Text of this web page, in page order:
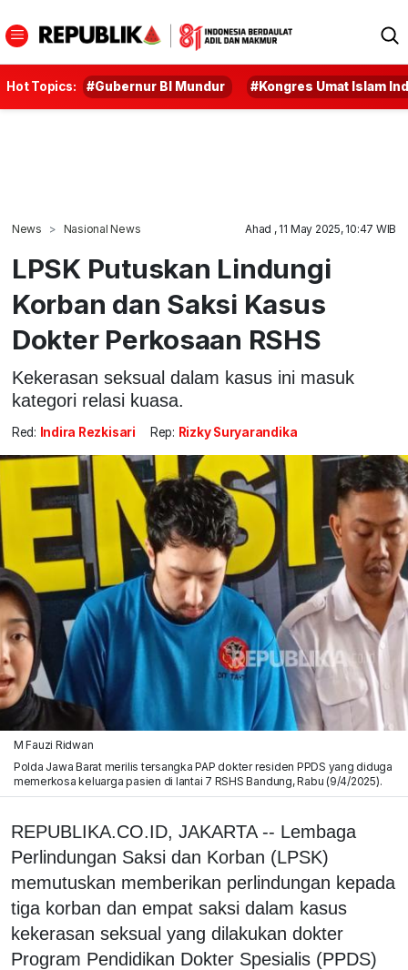
Hot Topics: #Gubernur BI Mundur #Kongres Umat Islam
News Nasional News Ahad , 11 May 2025, 10:47 WIB
LPSK Putuskan Lindungi
Korban dan Saksi Kasus
Dokter Perkosaan RSHS
Kekerasan seksual dalam kasus ini masuk
kategori relasi kuasa.
Red: Indira Rezkisari Rep: Rizky Suryarandika
M Fauzi Ridwan
Polda Jawa Barat merilis tersangka PAP dokter residen PPDS yang diduga
memerkosa keluarga pasien di lantai 7 RSHS Bandung, Rabu (9/4/2025).
REPUBLIKA.CO.ID, JAKARTA -- Lembaga
Perlindungan Saksi dan Korban (LPSK)
memutuskan memberikan perlindungan kepada
tiga korban dan empat saksi dalam kasus
kekerasan seksual yang dilakukan dokter
Program Pendidikan Dokter Spesialis (PPDS)